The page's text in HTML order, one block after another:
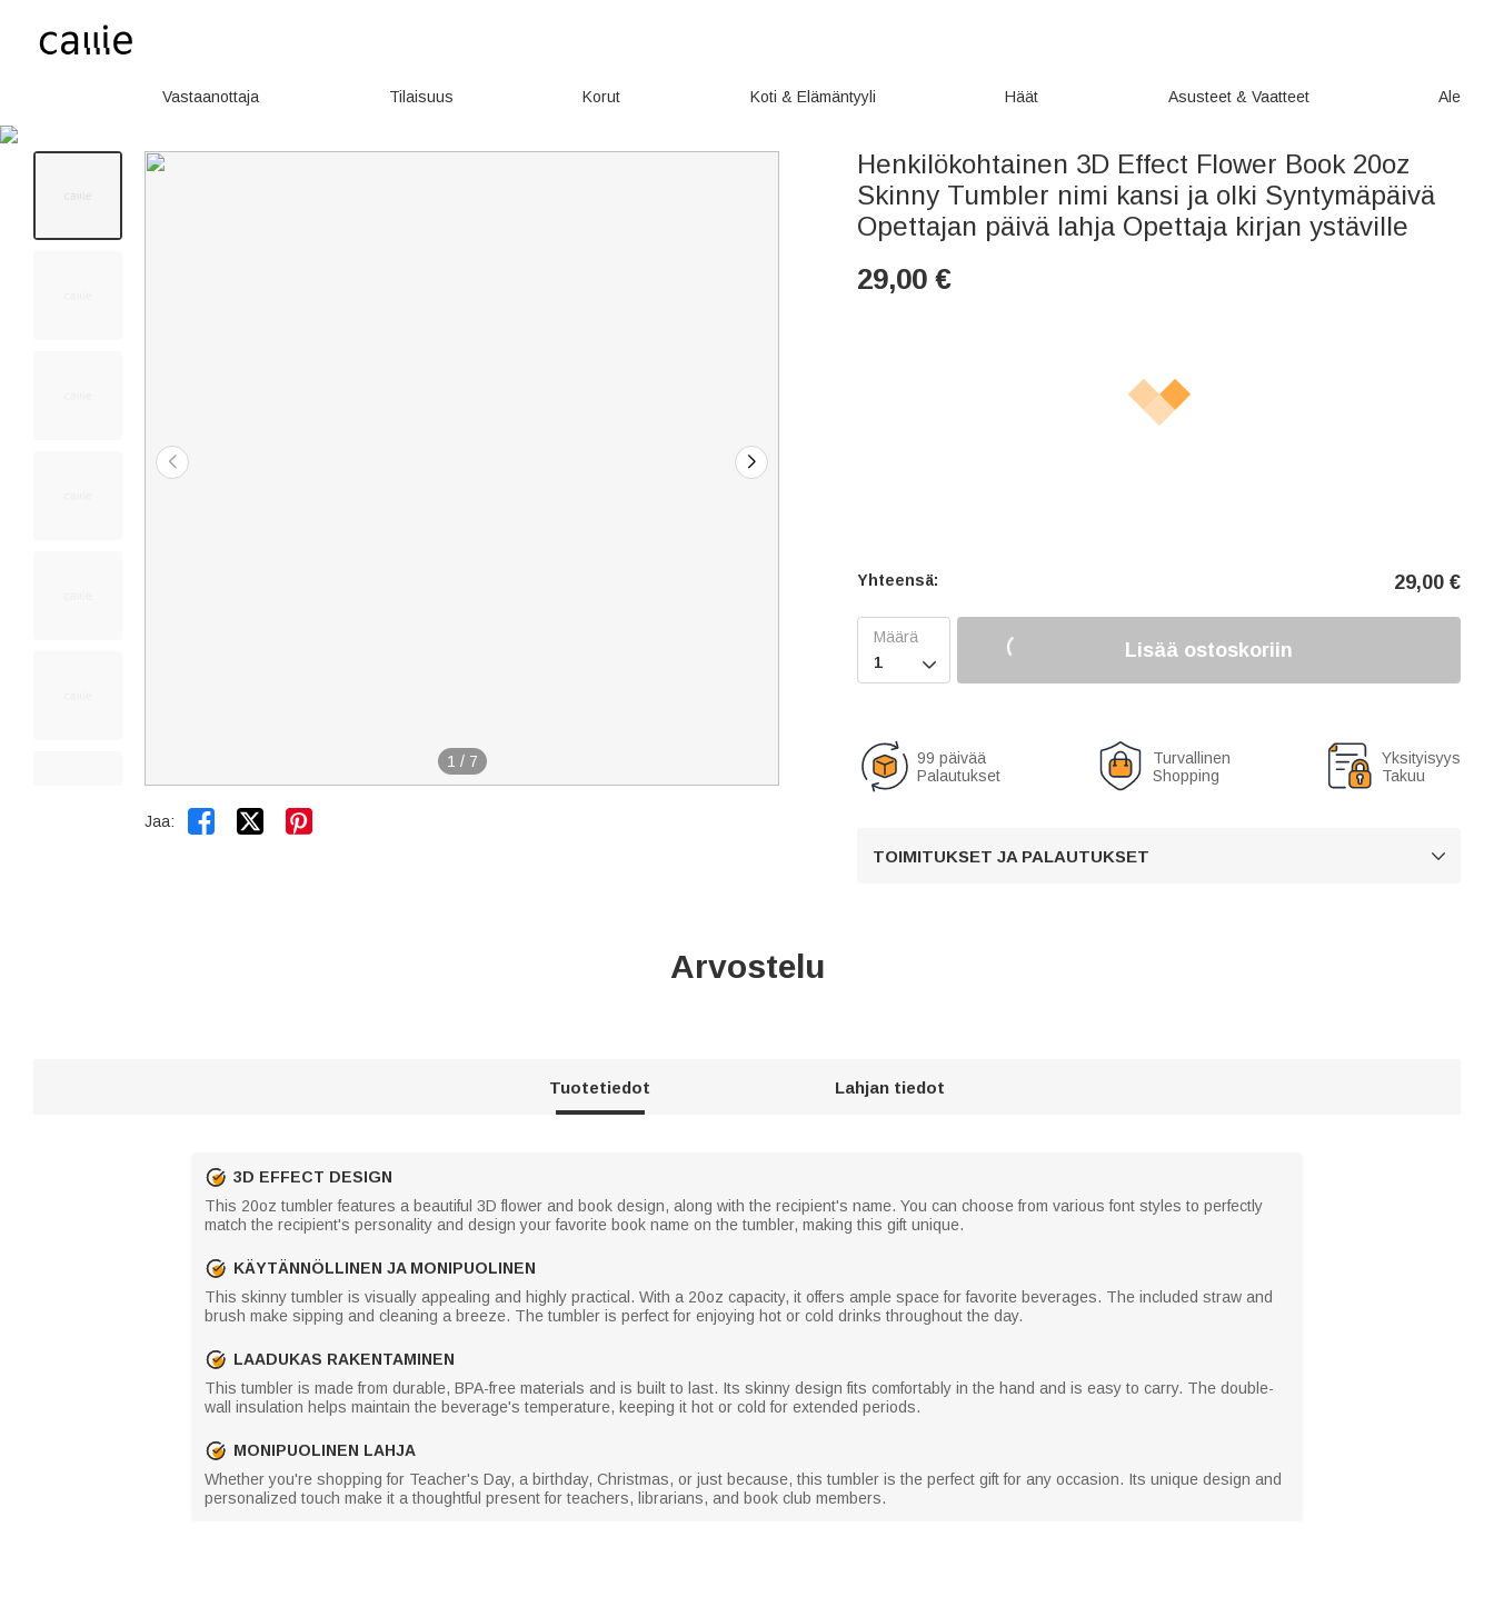
Vastaanottaja Tilaisuus Korut Koti & Elämäntyyli Häät Asusteet & Vaatteet Ale
1 / 7
Jaa:  
Henkilökohtainen 3D Effect Flower Book 20oz
Skinny Tumbler nimi kansi ja olki Syntymäpäivä
Opettajan päivä lahja Opettaja kirjan ystäville
29,00 €
Yhteensä: 29,00 €

Lisää ostoskoriin
99 päivää
Palautukset
Turvallinen
Shopping
Yksityisyys
Takuu
TOIMITUKSET JA PALAUTUKSET 
Arvostelu
Tuotetiedot Lahjan tiedot
3D EFFECT DESIGN
This 20oz tumbler features a beautiful 3D flower and book design, along with the recipient's name. You can choose from various font styles to perfectly
match the recipient's personality and design your favorite book name on the tumbler, making this gift unique.
KÄYTÄNNÖLLINEN JA MONIPUOLINEN
This skinny tumbler is visually appealing and highly practical. With a 20oz capacity, it offers ample space for favorite beverages. The included straw and
brush make sipping and cleaning a breeze. The tumbler is perfect for enjoying hot or cold drinks throughout the day.
LAADUKAS RAKENTAMINEN
This tumbler is made from durable, BPA-free materials and is built to last. Its skinny design fits comfortably in the hand and is easy to carry. The double-
wall insulation helps maintain the beverage's temperature, keeping it hot or cold for extended periods.
MONIPUOLINEN LAHJA
Whether you're shopping for Teacher's Day, a birthday, Christmas, or just because, this tumbler is the perfect gift for any occasion. Its unique design and
personalized touch make it a thoughtful present for teachers, librarians, and book club members.